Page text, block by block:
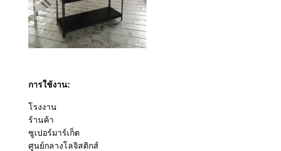
การใช้งาน:
โรงงาน
ร้านค้า
ซูเปอร์มาร์เก็ต
ศูนย์กลางโลจิสติกส์